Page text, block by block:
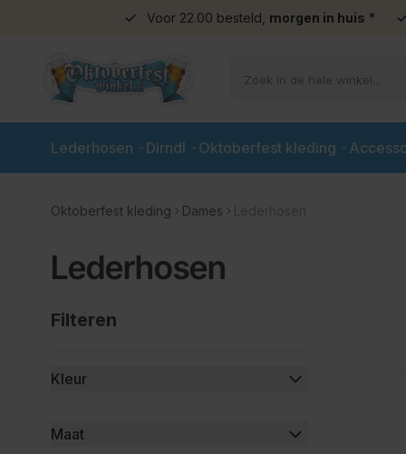
Voor 22.00 besteld, morgen in huis *
Lederhosen Dirndl Oktoberfest kleding
Oktoberfest kleding Dames Lederhosen
Lederhosen
Filteren
Kleur
Maat